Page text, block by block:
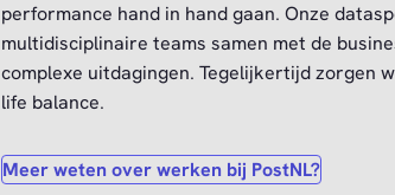
performance hand in hand gaan. Onze
multidisciplinaire teams samen met de
complexe uitdagingen. Tegelijkertijd zorgen
life balance.
Meer weten over werken bij PostNL?